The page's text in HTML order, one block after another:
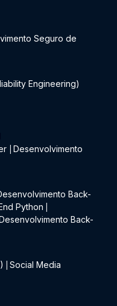
Seguro de
Engineering)
Desenvolvimento
Back-
Python
Back-
Social Media